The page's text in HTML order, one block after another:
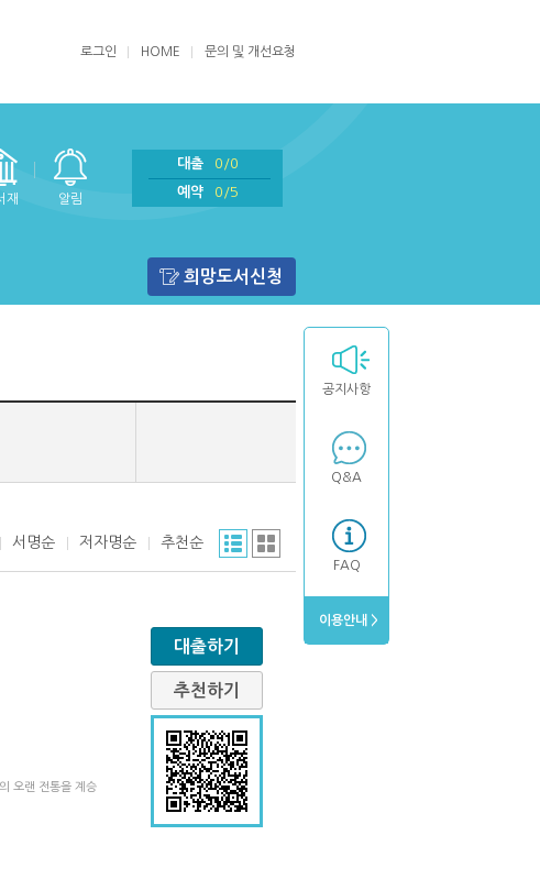
로그인 HOME 문의 및 개선요청
재 알림
대출
0/0
예약
0/5
희망도서신청
공지사항
Q&A
FAQ
이용안내 >
서명순 저자명순 추천순
오랜 전통을 계승
대출하기
추천하기